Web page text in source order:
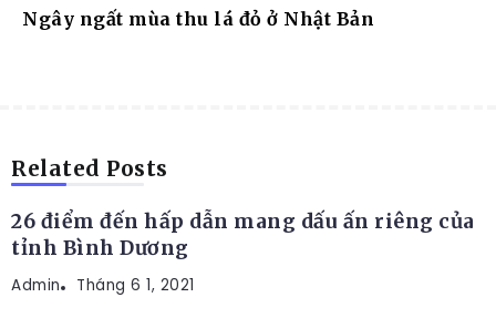
Ngây ngất mùa thu lá đỏ ở Nhật Bản
Related Posts
26 điểm đến hấp dẫn mang dấu ấn riêng của
tỉnh Bình Dương
Admin Tháng 6 1, 2021
ĐỊA ĐIỂM DU LỊCH